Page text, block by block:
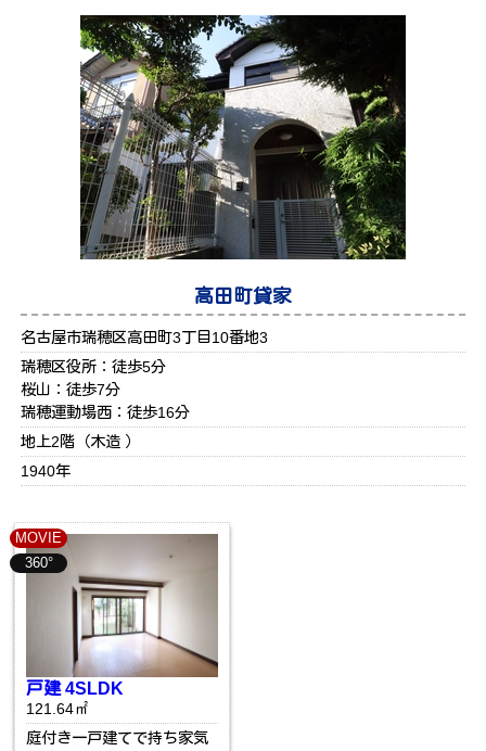
高田町貸家
名古屋市瑞穂区高田町3丁目10番地3
瑞穂区役所：徒歩5分
桜山：徒歩7分
瑞穂運動場西：徒歩16分
地上2階（木造 ）
1940年
MOVIE
360°
戸建 4SLDK
121.64㎡
庭付き一戸建てで持ち家気